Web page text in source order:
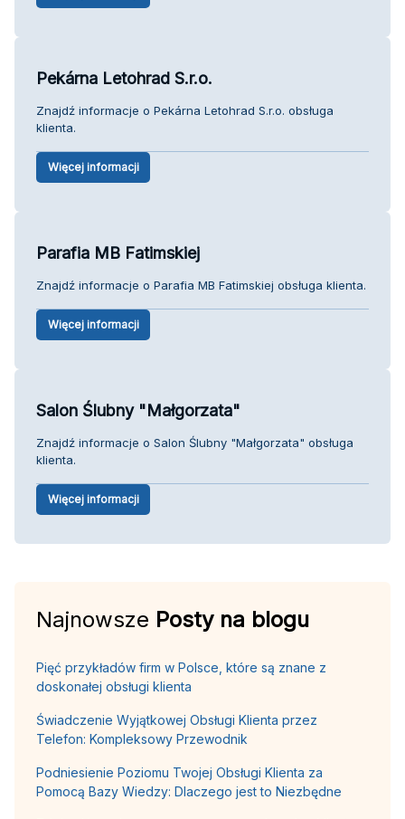
Pekárna Letohrad S.r.o.
Znajdź informacje o Pekárna Letohrad S.r.o. obsługa
klienta.
Więcej informacji
Parafia MB Fatimskiej
Znajdź informacje o Parafia MB Fatimskiej obsługa klienta.
Więcej informacji
Salon Ślubny "Małgorzata"
Znajdź informacje o Salon Ślubny "Małgorzata" obsługa
klienta.
Więcej informacji
Najnowsze Posty na blogu
Pięć przykładów firm w Polsce, które są znane z
doskonałej obsługi klienta
Świadczenie Wyjątkowej Obsługi Klienta przez
Telefon: Kompleksowy Przewodnik
Podniesienie Poziomu Twojej Obsługi Klienta za
Pomocą Bazy Wiedzy: Dlaczego jest to Niezbędne